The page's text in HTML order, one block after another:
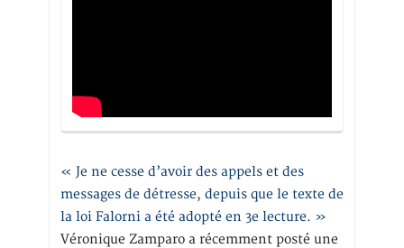
« Je ne cesse d’avoir des appels et des
messages de détresse, depuis que le texte de
la loi Falorni a été adopté en 3e lecture. »
Véronique Zamparo a récemment posté une